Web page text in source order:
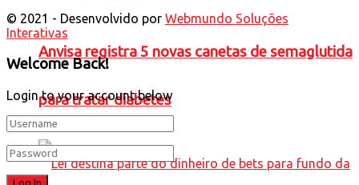
Anvisa registra 5 novas canetas de semaglutida
para tratar diabetes
© 2021 - Desenvolvido por Webmundo Soluções
Interativas
Welcome Back!
Login to your account below